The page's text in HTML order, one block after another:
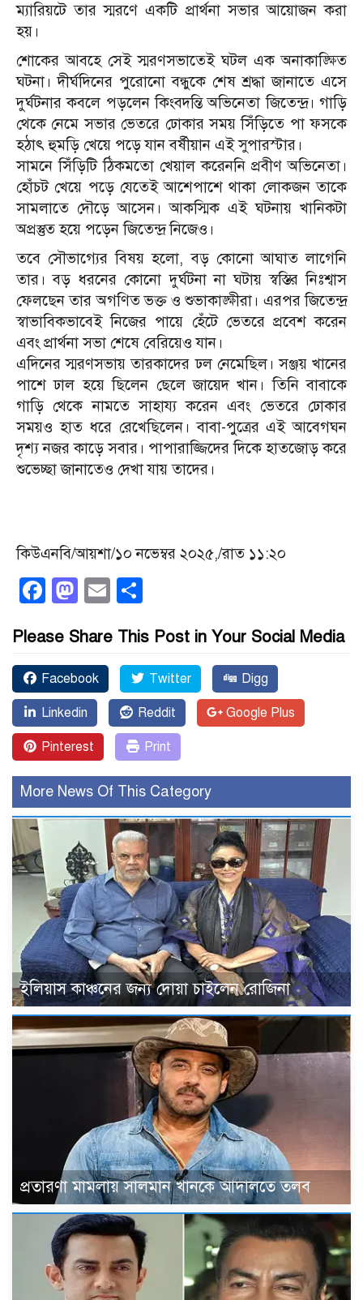
ম্যারিয়টে তার স্মরণে একটি প্রার্থনা সভার আয়োজন করা
হয়।
শোকের আবহে সেই স্মরণসভাতেই ঘটল এক অনাকাঙ্ক্ষিত
ঘটনা। দীর্ঘদিনের পুরোনো বন্ধুকে শেষ শ্রদ্ধা জানাতে এসে
দুর্ঘটনার কবলে পড়লেন কিংবদন্তি অভিনেতা জিতেন্দ্র। গাড়ি
থেকে নেমে সভার ভেতরে ঢোকার সময় সিঁড়িতে পা ফসকে
হঠাৎ হুমড়ি খেয়ে পড়ে যান বর্ষীয়ান এই সুপারস্টার।
সামনে সিঁড়িটি ঠিকমতো খেয়াল করেননি প্রবীণ অভিনেতা।
হোঁচট খেয়ে পড়ে যেতেই আশেপাশে থাকা লোকজন তাকে
সামলাতে দৌড়ে আসেন। আকস্মিক এই ঘটনায় খানিকটা
অপ্রস্তুত হয়ে পড়েন জিতেন্দ্র নিজেও।
তবে সৌভাগ্যের বিষয় হলো, বড় কোনো আঘাত লাগেনি
তার। বড় ধরনের কোনো দুর্ঘটনা না ঘটায় স্বস্তির নিঃশ্বাস
ফেলছেন তার অগণিত ভক্ত ও শুভাকাঙ্ক্ষীরা। এরপর জিতেন্দ্র
স্বাভাবিকভাবেই নিজের পায়ে হেঁটে ভেতরে প্রবেশ করেন
এবং প্রার্থনা সভা শেষে বেরিয়েও যান।
এদিনের স্মরণসভায় তারকাদের ঢল নেমেছিল। সঞ্জয় খানের
পাশে ঢাল হয়ে ছিলেন ছেলে জায়েদ খান। তিনি বাবাকে
গাড়ি থেকে নামতে সাহায্য করেন এবং ভেতরে ঢোকার
সময়ও হাত ধরে রেখেছিলেন। বাবা-পুত্রের এই আবেগঘন
দৃশ্য নজর কাড়ে সবার। পাপারাজ্জিদের দিকে হাতজোড় করে
শুভেচ্ছা জানাতেও দেখা যায় তাদের।
কিউএনবি/আয়শা/১০ নভেম্বর ২০২৫,/রাত ১১:২০
Facebook
Mastodon
Email
Please Share This Post in Your Social Media
Facebook Twitter Digg
Linkedin Reddit Google Plus
Pinterest Print
More News Of This Category
ইলিয়াস কাঞ্চনের জন্য দোয়া চাইলেন রোজিনা
প্রতারণা মামলায় সালমান খানকে আদালতে তলব